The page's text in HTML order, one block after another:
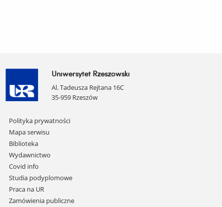
Uniwersytet Rzeszowski
Al. Tadeusza Rejtana 16C
35-959 Rzeszów
Pomiń
nawigację
i
przejdź
do
treści
Polityka prywatności
Mapa serwisu
Biblioteka
Wydawnictwo
Covid info
Studia podyplomowe
Praca na UR
Zamówienia publiczne